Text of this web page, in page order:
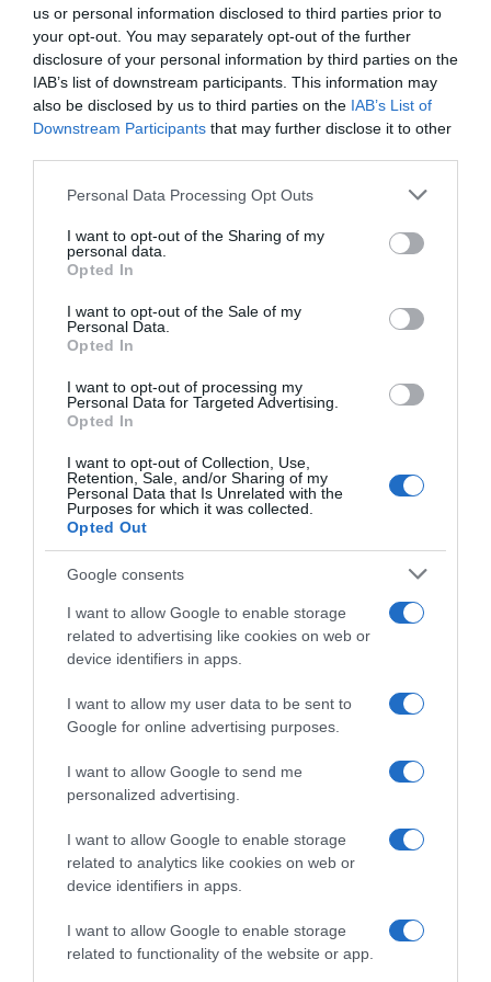
us or personal information disclosed to third parties prior to
your opt-out. You may separately opt-out of the further
disclosure of your personal information by third parties on the
IAB’s list of downstream participants. This information may
also be disclosed by us to third parties on the IAB’s List of
Downstream Participants that may further disclose it to other
Please note that this website/app uses one or more Google
not limited to your visit or usage behaviour. You may click to
grant or deny consent to Google and its third-party tags to
use your data for below specified purposes in below Google
consent section.
Personal Data Processing Opt Outs
I want to opt-out of the Sharing of my
personal data.
Opted In
I want to opt-out of the Sale of my
Personal Data.
Opted In
I want to opt-out of processing my
Personal Data for Targeted Advertising.
Opted In
I want to opt-out of Collection, Use,
Retention, Sale, and/or Sharing of my
Personal Data that Is Unrelated with the
Purposes for which it was collected.
Opted Out
Google consents
I want to allow Google to enable storage
related to advertising like cookies on web or
device identifiers in apps.
I want to allow my user data to be sent to
Google for online advertising purposes.
I want to allow Google to send me
personalized advertising.
I want to allow Google to enable storage
related to analytics like cookies on web or
device identifiers in apps.
I want to allow Google to enable storage
related to functionality of the website or app.
összeállításban folytatták a Beckham-família
hagyományait, és igazi stílusdiktátor tinédzserpárként
mutatkoztak egyébként hivatalos esemény először mióta
újra összejöttek.
Forrás: Glamouronline
Címkék: szerelem, párkapcsolat
Korábbi bejegyzések Következő bejegyzés